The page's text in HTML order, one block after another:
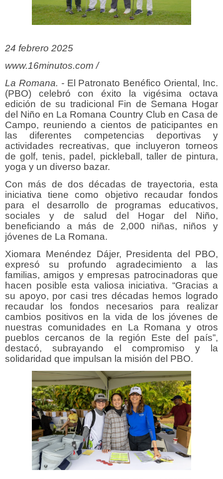
24 febrero 2025
www.16minutos.com /
La Romana. -El Patronato Benéfico Oriental, Inc.
(PBO) celebró con éxito la vigésima octava
edición de su tradicional Fin de Semana Hogar
del Niño en La Romana Country Club en Casa de
Campo, reuniendo a cientos de paticipantes en
las diferentes competencias deportivas y
actividades recreativas, que incluyeron torneos
de golf, tenis, padel, pickleball, taller de pintura,
yoga y un diverso bazar.
Con más de dos décadas de trayectoria, esta
iniciativa tiene como objetivo recaudar fondos
para el desarrollo de programas educativos,
sociales y de salud del Hogar del Niño,
beneficiando a más de 2,000 niñas, niños y
jóvenes de La Romana.
Xiomara Menéndez Dájer, Presidenta del PBO,
expresó su profundo agradecimiento a las
familias, amigos y empresas patrocinadoras que
hacen posible esta valiosa iniciativa. “Gracias a
su apoyo, por casi tres décadas hemos logrado
recaudar los fondos necesarios para realizar
cambios positivos en la vida de los jóvenes de
nuestras comunidades en La Romana y otros
pueblos cercanos de la región Este del país”,
destacó, subrayando el compromiso y la
solidaridad que impulsan la misión del PBO.